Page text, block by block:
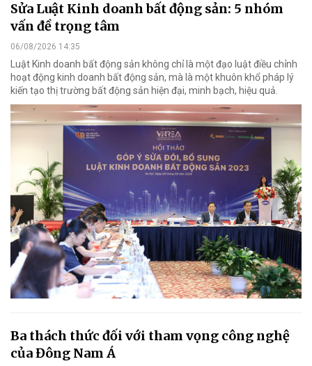
Sửa Luật Kinh doanh bất động sản: 5 nhóm
vấn đề trọng tâm
06/08/2026 14:35
Luật Kinh doanh bất động sản không chỉ là một đạo luật điều chỉnh
hoạt động kinh doanh bất động sản, mà là một khuôn khổ pháp lý
kiến tạo thị trường bất động sản hiện đại, minh bạch, hiệu quả.
Ba thách thức đối với tham vọng công nghệ
của Đông Nam Á